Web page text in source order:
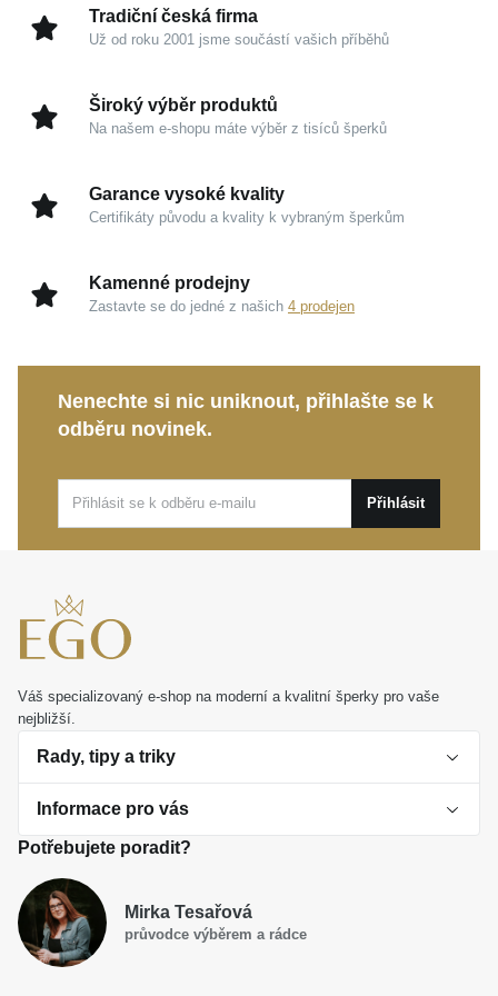
vyzdvihne vaši krásu s naprostou lehkostí.
Stříbro 925/1000: Tradiční a ušlechtilý drahý kov
Zrcadlový lesk:
Dokonale hladký povrch odráží
Design ANCHOR:Minimalistické linie řetízku
Svěží estetika:Jasné a chladné tóny stříbra
doplňují vaši jedinečnou osobnost.
Tento elegantní kousek představuje ideální volbu pro
denní nošení i vaše nejvýjimečnější životní události.
okamžiku potěší a stane se trvalým symbolem
hluboké náklonnosti.
Tradiční česká firma
Už od roku 2001 jsme součástí vašich příběhů
Široký výběr produktů
Na našem e-shopu máte výběr z tisíců šperků
Garance vysoké kvality
Certifikáty původu a kvality k vybraným šperkům
Kamenné prodejny
Zastavte se do jedné z našich 4 prodejen
Nenechte si nic uniknout, přihlašte se k
odběru novinek.
Přihlásit
Váš specializovaný e-shop na moderní a kvalitní šperky pro vaše
nejbližší.
Rady, tipy a triky
O perlách
Jak vybrat perlový šperk
Dárková inspirace
Smaltované a korálkové šperky jako trend
Informace pro vás
Obchodní podmínky
Reklamační řád
Potřebujete poradit?
Mirka Tesařová
průvodce výběrem a rádce